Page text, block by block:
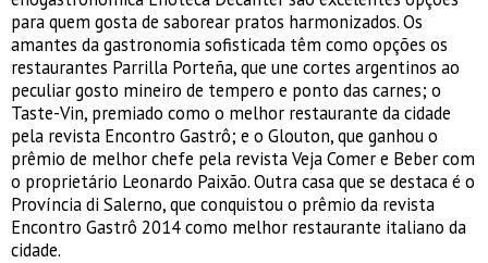
para quem gosta de saborear pratos harmonizados. Os
amantes da gastronomia sofisticada têm como opções os
restaurantes Parrilla Porteña, que une cortes argentinos ao
peculiar gosto mineiro de tempero e ponto das carnes; o
Taste-Vin, premiado como o melhor restaurante da cidade
pela revista Encontro Gastrô; e o Glouton, que ganhou o
prêmio de melhor chefe pela revista Veja Comer e Beber com
o proprietário Leonardo Paixão. Outra casa que se destaca é o
Província di Salerno, que conquistou o prêmio da revista
Encontro Gastrô 2014 como melhor restaurante italiano da
cidade.